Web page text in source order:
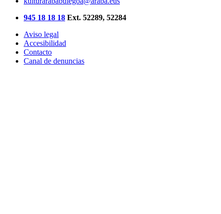
945 18 18 18 Ext. 52289, 52284
Aviso legal
Accesibilidad
Contacto
Canal de denuncias